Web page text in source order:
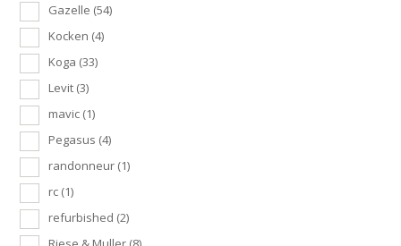
Gazelle (54)
Kocken (4)
Koga (33)
Levit (3)
mavic (1)
Pegasus (4)
randonneur (1)
rc (1)
refurbished (2)